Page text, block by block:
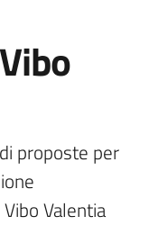
proposte per
Valentia